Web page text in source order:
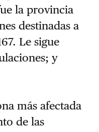
la provincia
destinadas a
Le sigue
y
más afectada
de las